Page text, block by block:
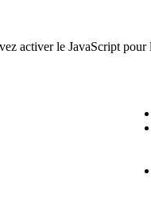
activer le JavaScript pour